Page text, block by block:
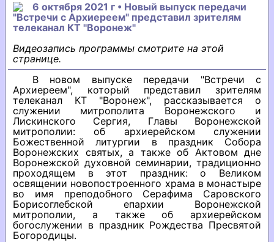
6 октября 2021 г • Новый выпуск передачи
"Встречи с Архиереем" представил зрителям
телеканал КТ "Воронеж"
Видеозапись программы смотрите на этой
странице.
В новом выпуске передачи "Встречи с
Архиереем", который представил зрителям
телеканал КТ "Воронеж", рассказывается о
служении митрополита Воронежского и
Лискинского Сергия, Главы Воронежской
митрополии: об архиерейском служении
Божественной литургии в праздник Собора
Воронежских святых, а также об Актовом дне
Воронежской духовной семинарии, традиционно
проходящем в этот праздник: о Великом
освящении новопостроенного храма в монастыре
во имя преподобного Серафима Саровского
Борисоглебской епархии Воронежской
митрополии, а также об архиерейском
богослужении в праздник Рождества Пресвятой
Богородицы.